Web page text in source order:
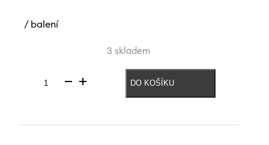
/ balení
3 skladem
Váza
mm
DO KOŠÍKU